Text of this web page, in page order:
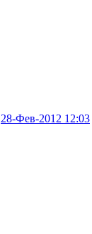
28-Фев-2012 12:03